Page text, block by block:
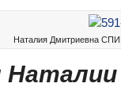
Наталия Дмитриевна